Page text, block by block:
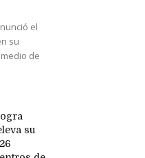
el
su
de
su